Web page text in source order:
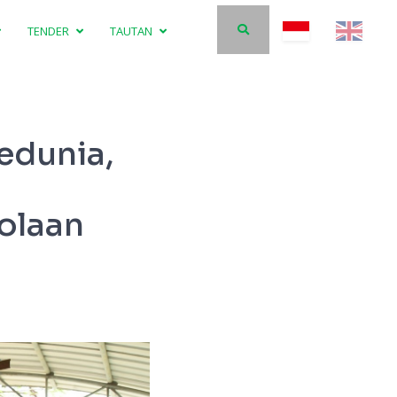
TENDER TAUTAN